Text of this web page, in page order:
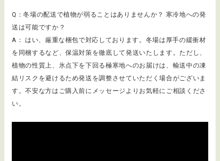
Q：冬場の配送で植物が弱ることはありませんか？ 寒冷地への発
送は可能ですか？
A： はい、厳重な梱包で対応しております。冬場は厚手の緩衝材
を同梱するなど、保温対策を徹底して発送いたします。ただし、
植物の性質上、氷点下を下回る極寒地へのお届けは、輸送中の凍
結リスクを避けるため発送を調整させていただく場合がございま
す。不安な方はご購入前にメッセージよりお気軽にご相談くださ
い。